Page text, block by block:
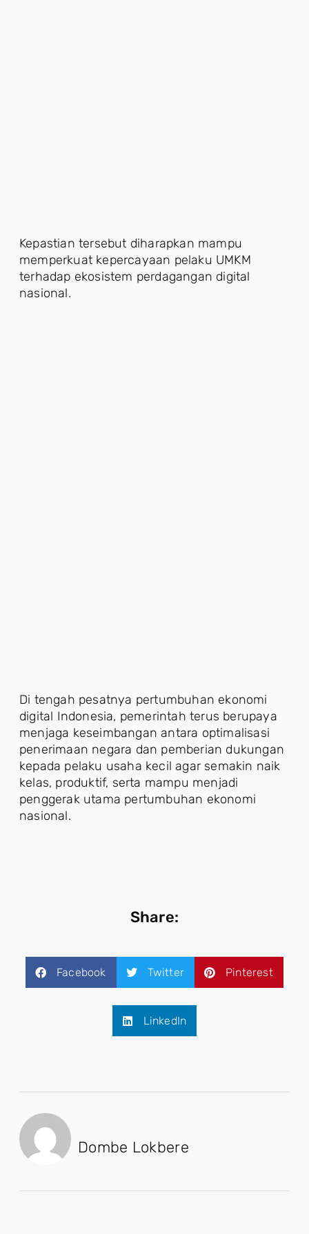
Kepastian tersebut diharapkan mampu
memperkuat kepercayaan pelaku UMKM
terhadap ekosistem perdagangan digital
nasional.
Di tengah pesatnya pertumbuhan ekonomi
digital Indonesia, pemerintah terus berupaya
menjaga keseimbangan antara optimalisasi
penerimaan negara dan pemberian dukungan
kepada pelaku usaha kecil agar semakin naik
kelas, produktif, serta mampu menjadi
penggerak utama pertumbuhan ekonomi
nasional.
Share:
Facebook Twitter Pinterest
LinkedIn
Dombe Lokbere